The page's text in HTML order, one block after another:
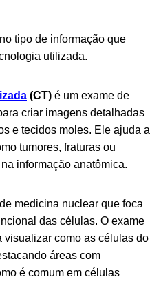
tipo de informação que
utilizada.
(CT) é um exame de
criar imagens detalhadas
e tecidos moles. Ele ajuda a
tumores, fraturas ou
informação anatômica.
medicina nuclear que foca
das células. O exame
visualizar como as células do
áreas com
é comum em células